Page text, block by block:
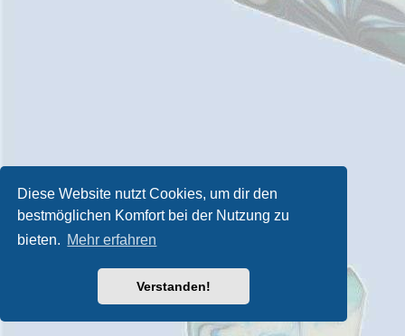
Diese Website nutzt Cookies, um dir den
bestmöglichen Komfort bei der Nutzung zu
bieten. Mehr erfahren
Verstanden!